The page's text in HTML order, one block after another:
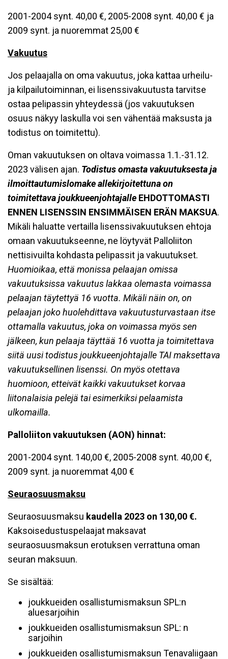
2001-2004 synt. 40,00 €, 2005-2008 synt. 40,00 € ja
2009 synt. ja nuoremmat 25,00 €
Vakuutus
Jos pelaajalla on oma vakuutus, joka kattaa urheilu-
ja kilpailutoiminnan, ei lisenssivakuutusta tarvitse
ostaa pelipassin yhteydessä (jos vakuutuksen
osuus näkyy laskulla voi sen vähentää maksusta ja
todistus on toimitettu).
Oman vakuutuksen on oltava voimassa 1.1.-31.12.
2023 välisen ajan. Todistus omasta vakuutuksesta ja
ilmoittautumislomake allekirjoitettuna on
toimitettava joukkueenjohtajalle EHDOTTOMASTI
ENNEN LISENSSIN ENSIMMÄISEN ERÄN MAKSUA.
Mikäli haluatte vertailla lisenssivakuutuksen ehtoja
omaan vakuutukseenne, ne löytyvät Palloliiton
nettisivuilta kohdasta pelipassit ja vakuutukset.
Huomioikaa, että monissa pelaajan omissa
vakuutuksissa vakuutus lakkaa olemasta voimassa
pelaajan täytettyä 16 vuotta. Mikäli näin on, on
pelaajan joko huolehdittava vakuutusturvastaan itse
ottamalla vakuutus, joka on voimassa myös sen
jälkeen, kun pelaaja täyttää 16 vuotta ja toimitettava
siitä uusi todistus joukkueenjohtajalle TAI maksettava
vakuutuksellinen lisenssi. On myös otettava
huomioon, etteivät kaikki vakuutukset korvaa
liitonalaisia pelejä tai esimerkiksi pelaamista
ulkomailla.
Palloliiton vakuutuksen (AON) hinnat:
2001-2004 synt. 140,00 €, 2005-2008 synt. 40,00 €,
2009 synt. ja nuoremmat 4,00 €
Seuraosuusmaksu
Seuraosuusmaksu kaudella 2023 on 130,00 €.
Kaksoisedustuspelaajat maksavat
seuraosuusmaksun erotuksen verrattuna oman
seuran maksuun.
Se sisältää:
joukkueiden osallistumismaksun SPL:n
aluesarjoihin
joukkueiden osallistumismaksun SPL: n
sarjoihin
joukkueiden osallistumismaksun Tenavaliigaan